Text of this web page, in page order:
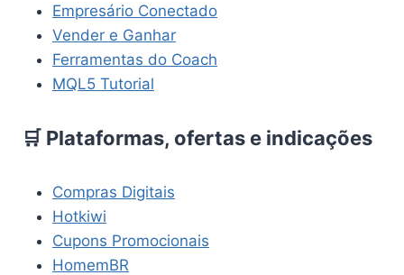
Empresário Conectado
Vender e Ganhar
Ferramentas do Coach
MQL5 Tutorial
🛒 Plataformas, ofertas e indicações
Compras Digitais
Hotkiwi
Cupons Promocionais
HomemBR